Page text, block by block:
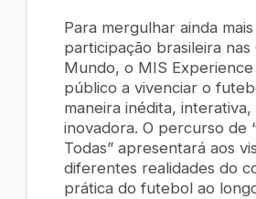
Para mergulhar ainda
participação brasileira nas
Mundo, o MIS
público a vivenciar o
maneira inédita,
inovadora. O percurso de
Todas” apresentará aos
diferentes realidades do
prática do futebol ao